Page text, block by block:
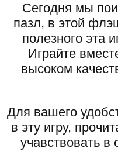
Сегодня мы
пазл, в этой
полезного эта
Играйте
высоком
Для вашего
в эту игру,
учавствовать